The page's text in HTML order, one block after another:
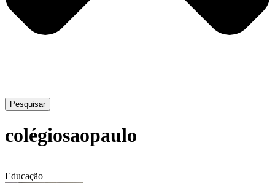
Pesquisar
colégiosaopaulo
Educação